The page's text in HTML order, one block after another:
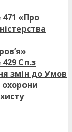
«Про
Сп.з
змін до Умов
охорони